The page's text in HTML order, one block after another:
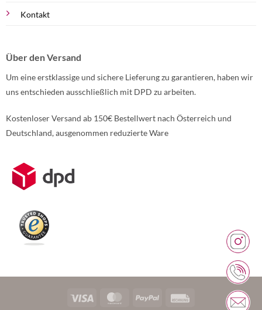
Kontakt
Über den Versand
Um eine erstklassige und sichere Lieferung zu garantieren, haben wir
uns entschieden ausschließlich mit DPD zu arbeiten.
Kostenloser Versand ab 150€ Bestellwert nach Österreich und
Deutschland, ausgenommen reduzierte Ware
Weitere Informationen über den gesperrten Inhalt.
Visa MasterCardPayPal